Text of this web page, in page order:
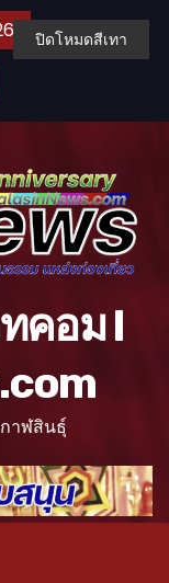
คอม l
าฬสินธุ์
ปิดโหมดสีเทา